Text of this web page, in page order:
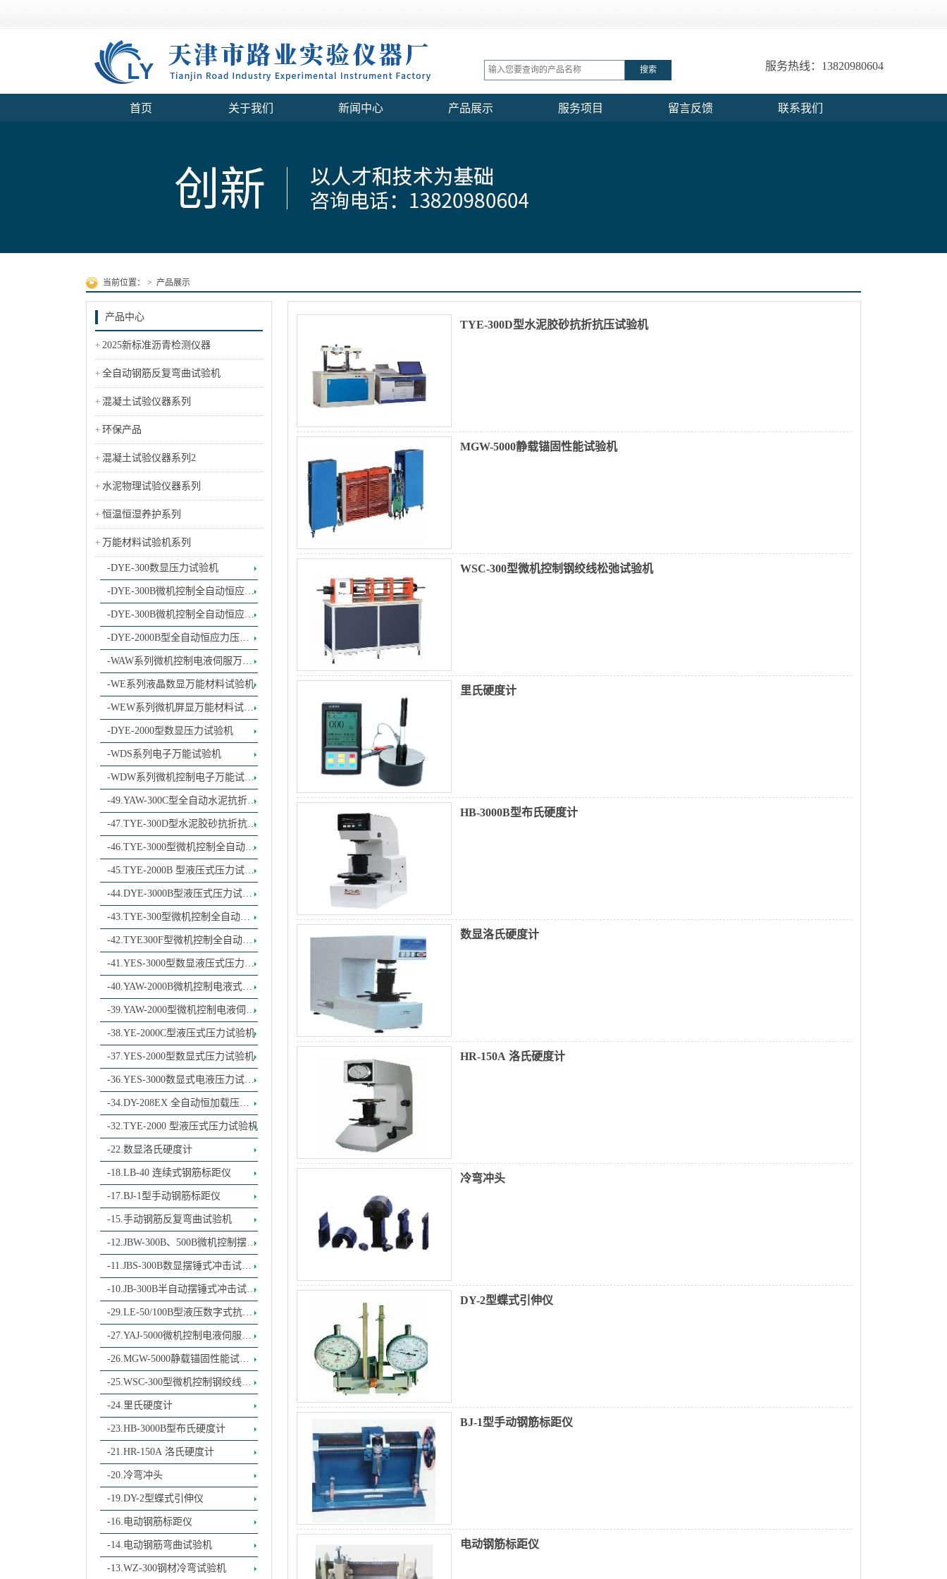
服务热线：13820980604
首页 关于我们 新闻中心 产品展示 服务项目 留言反馈 联系我们
当前位置： > 产品展示
产品中心
2025新标准沥青检测仪器
全自动钢筋反复弯曲试验机
混凝土试验仪器系列
环保产品
混凝土试验仪器系列2
水泥物理试验仪器系列
恒温恒湿养护系列
万能材料试验机系列
-DYE-300数显压力试验机
-DYE-300B微机控制全自动恒应力
试验机
-DYE-300B微机控制全自动恒应力
试验机
-DYE-2000B型全自动恒应力压力
试验机
-WAW系列微机控制电液伺服万能
材料试验机
-WE系列液晶数显万能材料试验机
-WEW系列微机屏显万能材料试验
机
-DYE-2000型数显压力试验机
-WDS系列电子万能试验机
-WDW系列微机控制电子万能试验
机
-49.YAW-300C型全自动水泥抗折抗
压试验机
-47.TYE-300D型水泥胶砂抗折抗试
验机
-46.TYE-3000型微机控制全自动恒
加荷压力试验机
-45.TYE-2000B 型液压式压力试验
机
-44.DYE-3000B型液压式压力试验
机
-43.TYE-300型微机控制全自动恒
加荷压力试验机
-42.TYE300F型微机控制全自动恒
加荷水泥抗折抗压一体机
-41.YES-3000型数显液压式压力试
验机（电动丝杠）
-40.YAW-2000B微机控制电液式压
力试验机
-39.YAW-2000型微机控制电液伺服
压力试验机
-38.YE-2000C型液压式压力试验机
-37.YES-2000型数显式压力试验机
-36.YES-3000数显式电液压力试验
机
-34.DY-208EX 全自动恒加载压力
试验机
-32.TYE-2000 型液压式压力试验机
-22.数显洛氏硬度计
-18.LB-40 连续式钢筋标距仪
-17.BJ-1型手动钢筋标距仪
-15.手动钢筋反复弯曲试验机
-12.JBW-300B、500B微机控制摆锤
式冲击试验机
-11.JBS-300B数显摆锤式冲击试验
机
-10.JB-300B半自动摆锤式冲击试验
机
-29.LE-50/100B型液压数字式抗拉
抗弯曲拉力试验机
-27.YAJ-5000微机控制电液伺服橡
胶支座压剪试
-26.MGW-5000静载锚固性能试验
机
-25.WSC-300型微机控制钢绞线松
弛试验机
-24.里氏硬度计
-23.HB-3000B型布氏硬度计
-21.HR-150A 洛氏硬度计
-20.冷弯冲头
-19.DY-2型蝶式引伸仪
-16.电动钢筋标距仪
-14.电动钢筋弯曲试验机
-13.WZ-300钢材冷弯试验机
TYE-300D型水泥胶砂抗折抗压试验机
MGW-5000静载锚固性能试验机
WSC-300型微机控制钢绞线松弛试验机
里氏硬度计
HB-3000B型布氏硬度计
数显洛氏硬度计
HR-150A 洛氏硬度计
冷弯冲头
DY-2型蝶式引伸仪
BJ-1型手动钢筋标距仪
电动钢筋标距仪